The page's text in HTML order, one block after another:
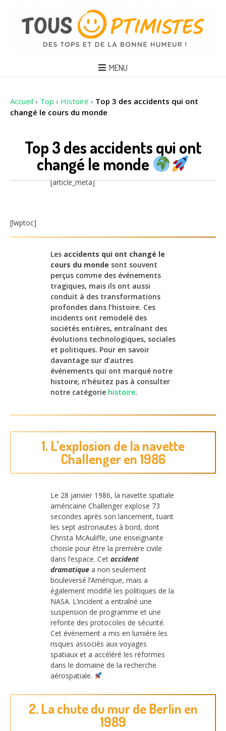
MENU
Accueil › Top › Histoire › Top 3 des accidents qui ont
changé le cours du monde
Top 3 des accidents qui ont
changé le monde
[article_meta]
[lwptoc]
Les accidents qui ont changé le
cours du monde sont souvent
perçus comme des événements
tragiques, mais ils ont aussi
conduit à des transformations
profondes dans l’histoire. Ces
incidents ont remodelé des
sociétés entières, entraînant des
évolutions technologiques, sociales
et politiques. Pour en savoir
davantage sur d’autres
événements qui ont marqué notre
histoire, n’hésitez pas à consulter
notre catégorie histoire.
1. L’explosion de la navette
Challenger en 1986
Le 28 janvier 1986, la navette spatiale
américaine Challenger explose 73
secondes après son lancement, tuant
les sept astronautes à bord, dont
Christa McAuliffe, une enseignante
choisie pour être la première civile
dans l’espace. Cet accident
dramatique a non seulement
bouleversé l’Amérique, mais a
également modifié les politiques de la
NASA. L’incident a entraîné une
suspension de programme et une
refonte des protocoles de sécurité.
Cet événement a mis en lumière les
risques associés aux voyages
spatiaux et a accéléré les réformes
dans le domaine de la recherche
aérospatiale.
2. La chute du mur de Berlin en
1989